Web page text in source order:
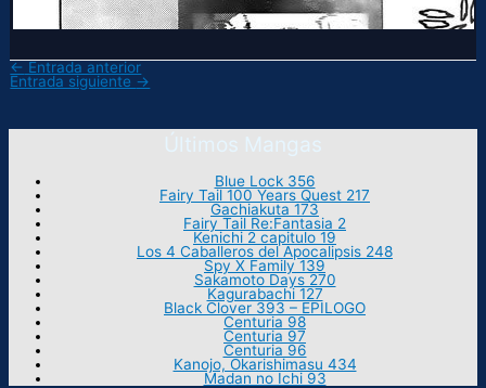
← Entrada anterior
Entrada siguiente →
Últimos Mangas
Blue Lock 356
Fairy Tail 100 Years Quest 217
Gachiakuta 173
Fairy Tail Re:Fantasia 2
Kenichi 2 capitulo 19
Los 4 Caballeros del Apocalipsis 248
Spy X Family 139
Sakamoto Days 270
Kagurabachi 127
Black Clover 393 – EPILOGO
Centuria 98
Centuria 97
Centuria 96
Kanojo, Okarishimasu 434
Madan no Ichi 93